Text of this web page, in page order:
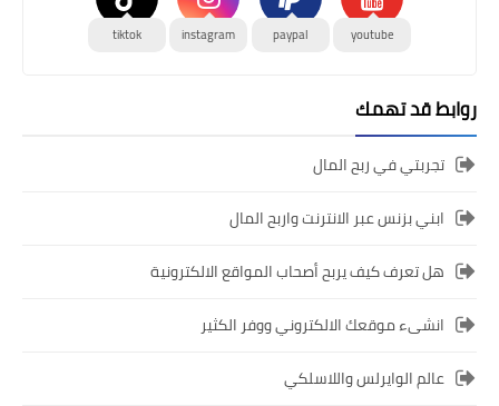
youtube
paypal
instagram
tiktok
روابط قد تهمك
تجربتي في ربح المال
ابني بزنس عبر الانترنت واربح المال
هل تعرف كيف يربح أصحاب المواقع الالكترونية
انشىء موقعك الالكتروني ووفر الكثير
عالم الوايرلس واللاسلكي